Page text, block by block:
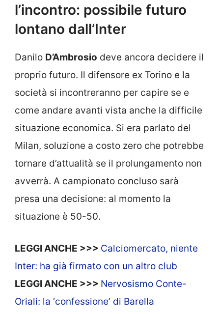
l’incontro: possibile futuro
lontano dall’Inter
Danilo D’Ambrosio deve ancora decidere il
proprio futuro. Il difensore ex Torino e la
società si incontreranno per capire se e
come andare avanti vista anche la difficile
situazione economica. Si era parlato del
Milan, soluzione a costo zero che potrebbe
tornare d’attualità se il prolungamento non
avverrà. A campionato concluso sarà
presa una decisione: al momento la
situazione è 50-50.
LEGGI ANCHE >>> Calciomercato, niente
Inter: ha già firmato con un altro club
LEGGI ANCHE >>> Nervosismo Conte-
Oriali: la ‘confessione’ di Barella